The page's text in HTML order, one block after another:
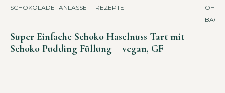
SCHOKOLADE ANLÄSSE
REZEPTE
HNE B
Super Einfache Schoko Haselnuss Tart mit
Schoko Pudding Füllung – vegan, GF